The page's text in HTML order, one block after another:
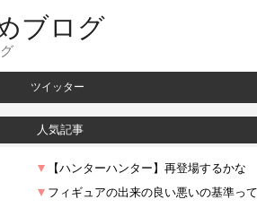
ブログ
ツイッター
人気記事